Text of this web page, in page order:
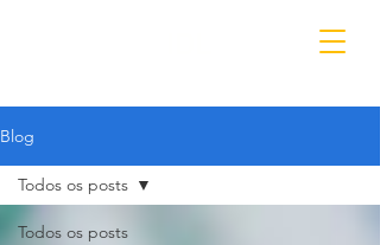
Blog
Todos os posts
Todos os posts